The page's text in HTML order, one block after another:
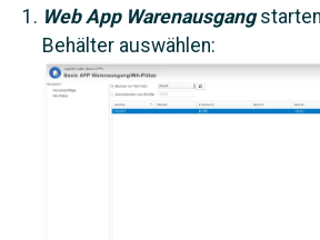
Web App Warenausgang
Behälter auswählen: